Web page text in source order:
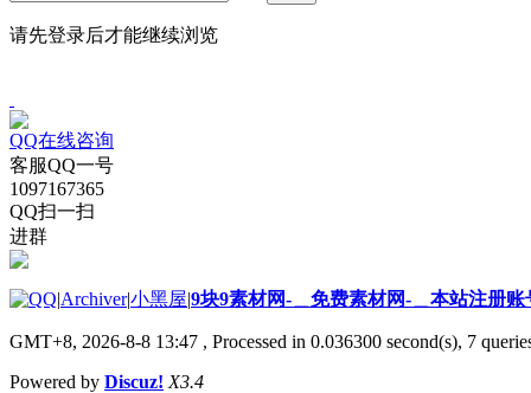
请先登录后才能继续浏览
QQ在线咨询
客服QQ一号
1097167365
QQ扫一扫
进群
|Archiver|小黑屋|9块9素材网-＿免费素材网-＿本站注册账
GMT+8, 2026-8-8 13:47 , Processed in 0.036300 second(s), 7
Powered by Discuz! X3.4